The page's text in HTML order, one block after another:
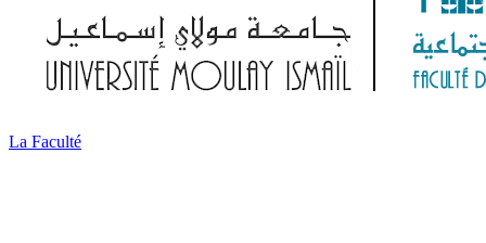
La Faculté